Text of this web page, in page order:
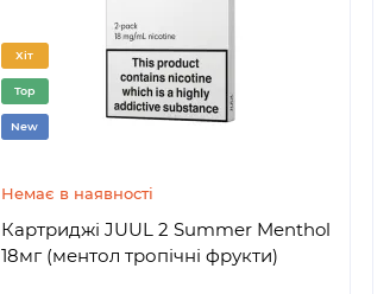
Хіт
Top
New
Немає в наявності
Картриджі JUUL 2 Summer Menthol
18мг (ментол тропічні фрукти)